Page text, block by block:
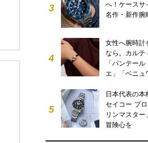
3
へ！ケースサ
名作・新作腕
4
女性へ腕時計
なら。カルテ
「パンテー
エ」「ベニュ
5
日本代表の本
セイコー プ
リンマスター
冒険心を